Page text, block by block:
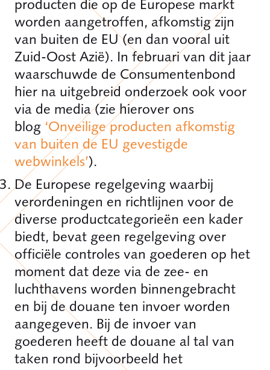
producten die op de Europese markt
worden aangetroffen, afkomstig zijn
van buiten de EU (en dan vooral uit
Zuid-Oost Azië). In februari van dit jaar
waarschuwde de Consumentenbond
hier na uitgebreid onderzoek ook voor
via de media (zie hierover ons
blog ‘Onveilige producten afkomstig
van buiten de EU gevestigde
webwinkels’).
De Europese regelgeving waarbij
verordeningen en richtlijnen voor de
diverse productcategorieën een kader
biedt, bevat geen regelgeving over
officiële controles van goederen op het
moment dat deze via de zee- en
luchthavens worden binnengebracht
en bij de douane ten invoer worden
aangegeven. Bij de invoer van
goederen heeft de douane al tal van
taken rond bijvoorbeeld het